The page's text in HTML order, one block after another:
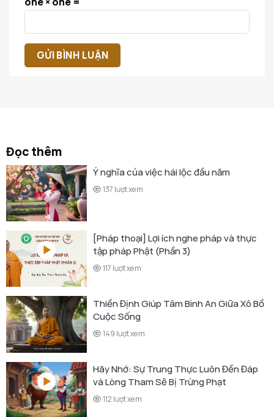
Đọc thêm
Ý nghĩa của việc hái lộc đầu năm
137 lượt xem
[Pháp thoại] Lợi ích nghe pháp và thực
tập pháp Phật (Phần 3)
117 lượt xem
Thiền Định Giúp Tâm Bình An Giữa Xô Bồ
Cuộc Sống
149 lượt xem
Hãy Nhớ: Sự Trung Thực Luôn Đền Đáp
và Lòng Tham Sẽ Bị Trừng Phạt
112 lượt xem